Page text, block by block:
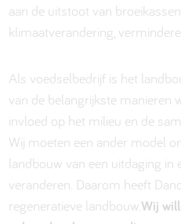
aan de uitstoot van
klimaatverandering,
Als voedselbedrijf is het
van de belangrijkste manieren
invloed op het milieu en de
Wij moeten een ander model
landbouw van een uitdaging in
veranderen. Daarom heeft
regeneratieve landbouw.Wij